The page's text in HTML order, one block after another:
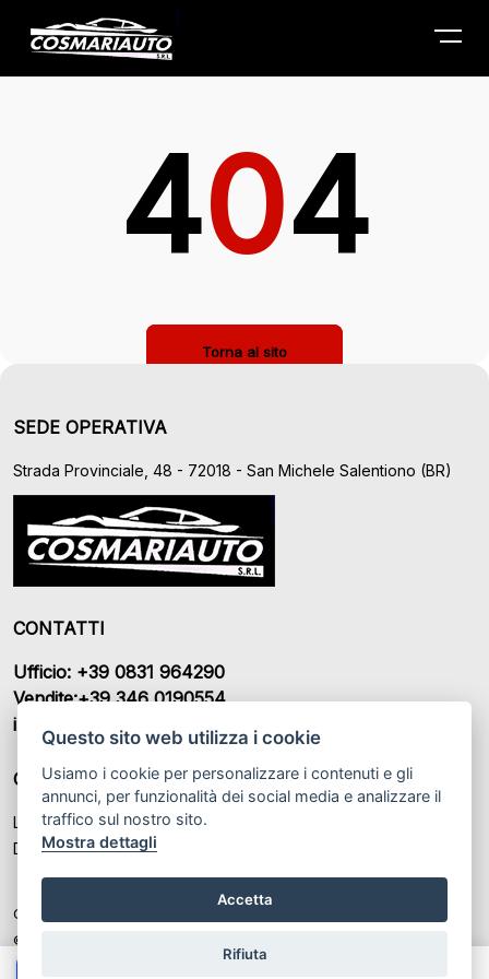
Questo sito web utilizza i cookie
Usiamo i cookie per personalizzare i contenuti e gli
annunci, per funzionalità dei social media e analizzare il
traffico sul nostro sito.
Mostra dettagli
Accetta
Rifiuta
La pagina che stai cercando non
404
Torna al sito
SEDE OPERATIVA
Strada Provinciale, 48 - 72018 - San Michele Salentiono (BR)
CONTATTI
Ufficio: +39 0831 964290
Vendite:+39 346 0190554
info@cosmariauto.it
ORARI DI APERTURA
Lunedì – Sabato: 08:30 - 13:00 / 15:30 - 20:30
Domenica: 10:30 - 12:30
Cosmari Auto SRL P.IVA: IT 02391930746
© Another site by